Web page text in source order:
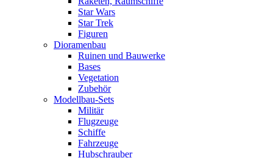
Star Wars
Star Trek
Figuren
Dioramenbau
Ruinen und Bauwerke
Bases
Vegetation
Zubehör
Modellbau-Sets
Militär
Flugzeuge
Schiffe
Fahrzeuge
Hubschrauber